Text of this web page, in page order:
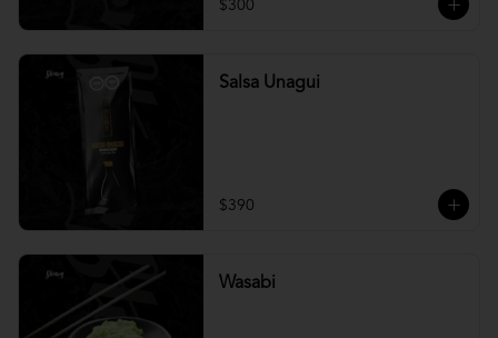
$300
Salsa Unagui
$390
Wasabi